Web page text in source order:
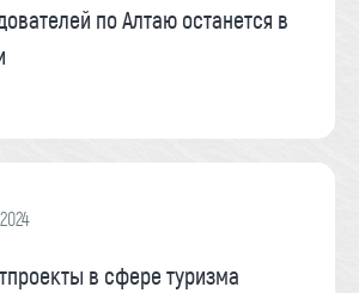
по Алтаю останется в
в сфере туризма